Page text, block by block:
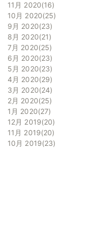
11月 2020 16
10月 2020 25
9月 2020 23
8月 2020 21
7月 2020 25
6月 2020 23
5月 2020 23
4月 2020 29
3月 2020 24
2月 2020 25
1月 2020 27
12月 2019 20
11月 2019 20
10月 2019 23